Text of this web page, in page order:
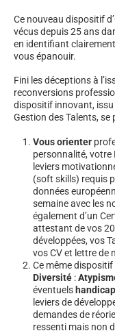
Ce nouveau dispositif
vécus depuis 25 ans
en identifiant
vous épanouir.
Fini les déceptions à
reconversions
dispositif innovant, issu
Gestion des Talents, se
Vous orienter
personnalité, votre
leviers
(soft skills) requis
données
semaine avec les
également d’un
attestant de vos
développées, vos
vos CV et lettre de
Ce même
Diversité :
éventuels
leviers de
demandes de
ressenti mais non